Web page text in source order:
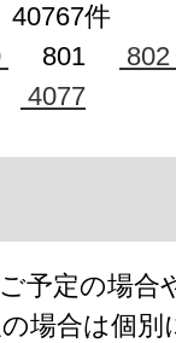
件
801
802
4077
予定の場合
場合は個別